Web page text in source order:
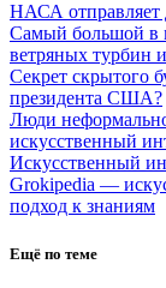
НАСА отправляет
Самый большой в
ветряных турбин
Секрет скрытого
президента США?
Люди
искусственный
Искусственный
Grokipedia —
подход к знаниям
Ещё по теме